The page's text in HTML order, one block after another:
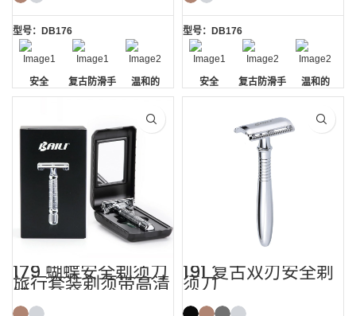
型号：DB176
安全
复古防滑手
柄
温和的
型号：DB176
安全
复古防滑手
柄
温和的
179 蝴蝶安全剃须刀
旅行套装剃须带高清
镜
191 复古双刃安全剃
须刀